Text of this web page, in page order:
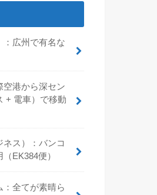
：広州で有名な
空港から深セン
+ 電車）で移動
ネス）：バンコ
EK384便）
：全てが素晴ら